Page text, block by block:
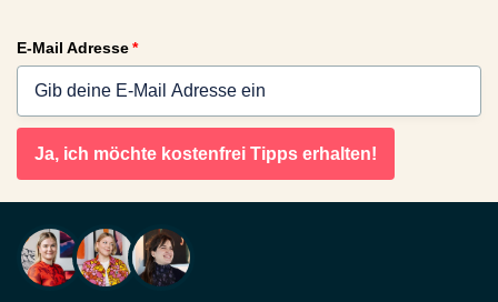
E-Mail Adresse*
Ja, ich möchte kostenfrei Tipps erhalten!